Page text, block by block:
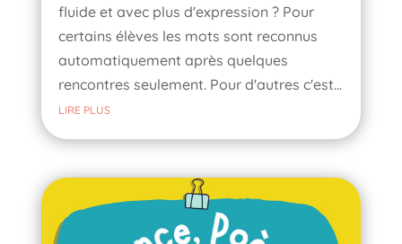
fluide et avec plus d'expression ? Pour
certains élèves les mots sont reconnus
automatiquement après quelques
rencontres seulement. Pour d'autres c'est...
LIRE PLUS